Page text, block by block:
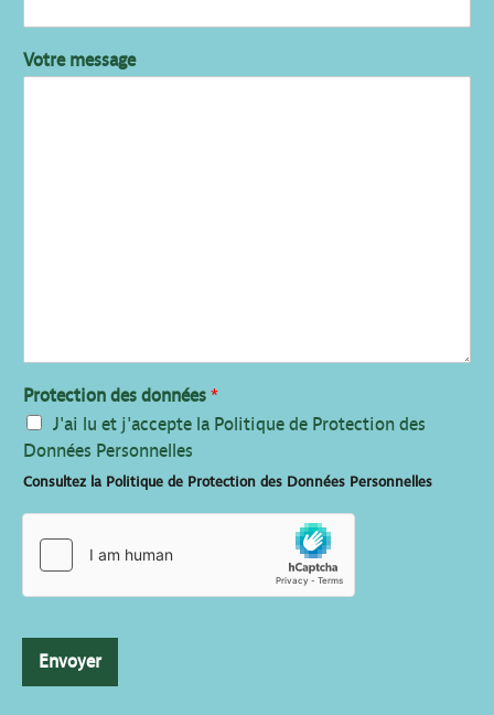
Votre message
Protection des données *
J'ai lu et j'accepte la Politique de Protection des
Données Personnelles
Consultez la Politique de Protection des Données Personnelles
Envoyer